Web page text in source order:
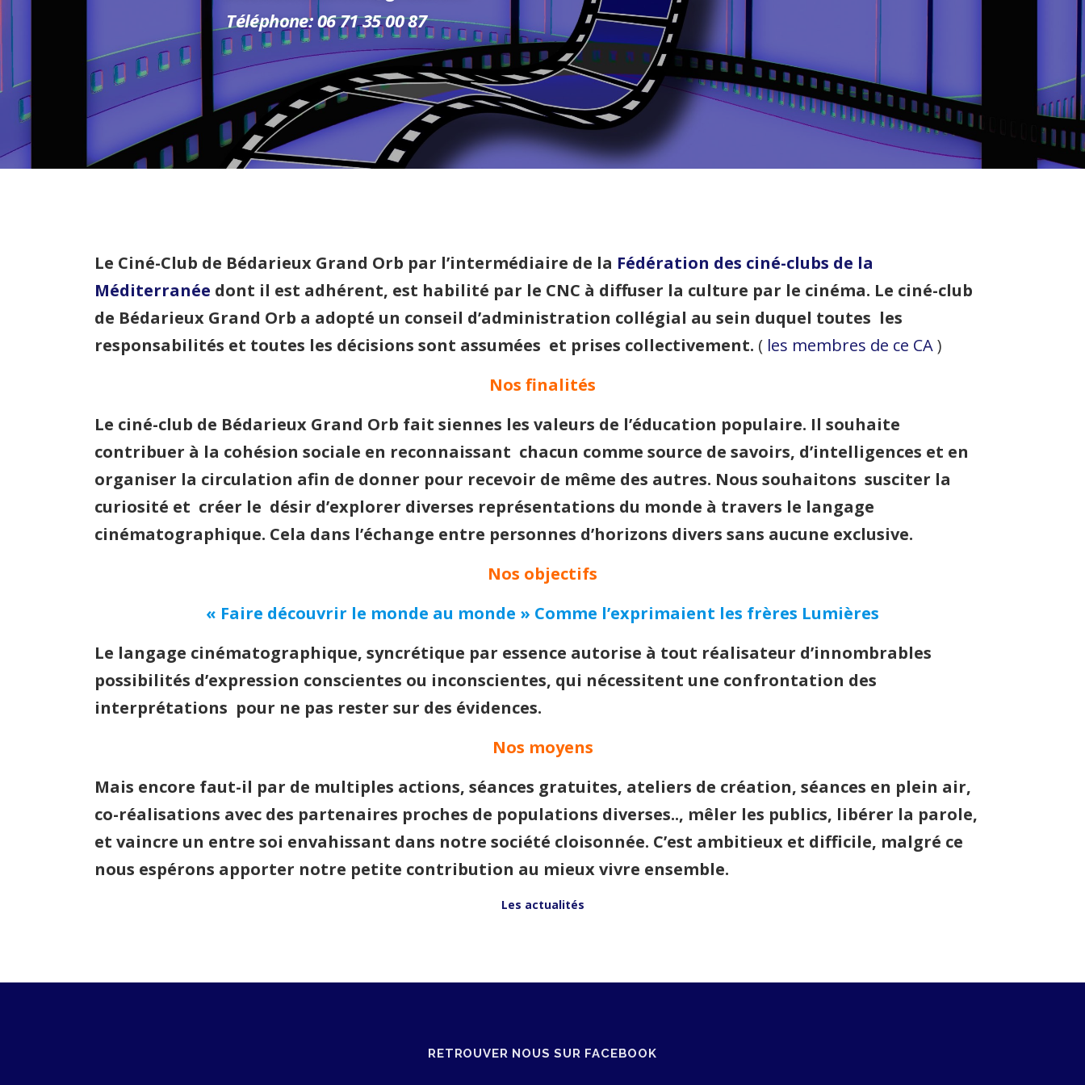
Téléphone: 06 71 35 00 87
Le Ciné-Club de Bédarieux Grand Orb par l’intermédiaire de la Fédération des ciné-clubs de la
Méditerranée dont il est adhérent, est habilité par le CNC à diffuser la culture par le cinéma. Le ciné-club
de Bédarieux Grand Orb a adopté un conseil d’administration collégial au sein duquel toutes les
responsabilités et toutes les décisions sont assumées et prises collectivement. ( les membres de ce CA)
Nos finalités
Le ciné-club de Bédarieux Grand Orb fait siennes les valeurs de l’éducation populaire. Il souhaite
contribuer à la cohésion sociale en reconnaissant chacun comme source de savoirs, d’intelligences et en
organiser la circulation afin de donner pour recevoir de même des autres. Nous souhaitons susciter la
curiosité et créer le désir d’explorer diverses représentations du monde à travers le langage
cinématographique. Cela dans l’échange entre personnes d’horizons divers sans aucune exclusive.
Nos objectifs
« Faire découvrir le monde au monde » Comme l’exprimaient les frères Lumières
Le langage cinématographique, syncrétique par essence autorise à tout réalisateur d’innombrables
possibilités d’expression conscientes ou inconscientes, qui nécessitent une confrontation des
interprétations pour ne pas rester sur des évidences.
Nos moyens
Mais encore faut-il par de multiples actions, séances gratuites, ateliers de création, séances en plein air,
co-réalisations avec des partenaires proches de populations diverses.., mêler les publics, libérer la parole,
et vaincre un entre soi envahissant dans notre société cloisonnée. C’est ambitieux et difficile, malgré ce
nous espérons apporter notre petite contribution au mieux vivre ensemble.
Les actualités
RETROUVER NOUS SUR FACEBOOK